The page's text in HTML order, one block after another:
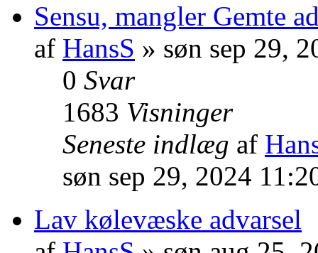
Sensu, mangler Gemte
af HansS » søn sep 29,
0 Svar
1683 Visninger
Seneste indlæg af
søn sep 29, 2024
Lav kølevæske advarsel